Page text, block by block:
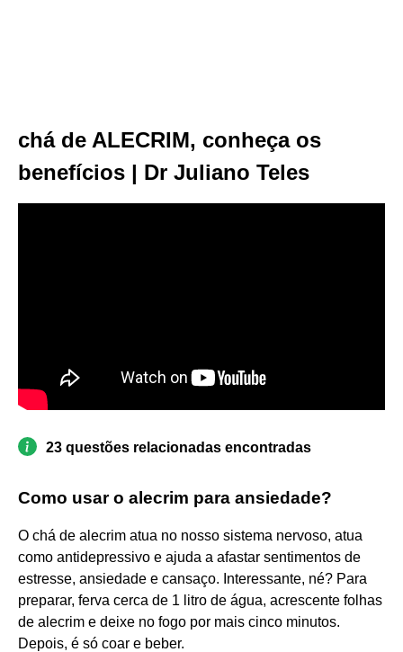
chá de ALECRIM, conheça os
benefícios | Dr Juliano Teles
23 questões relacionadas encontradas
Como usar o alecrim para ansiedade?
O chá de alecrim atua no nosso sistema nervoso, atua
como antidepressivo e ajuda a afastar sentimentos de
estresse, ansiedade e cansaço. Interessante, né? Para
preparar, ferva cerca de 1 litro de água, acrescente folhas
de alecrim e deixe no fogo por mais cinco minutos.
Depois, é só coar e beber.